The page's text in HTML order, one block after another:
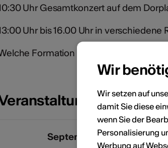
Uhr Gesamtkonzert auf dem
Uhr bis 16.00 Uhr in verschiedene
Formation wo spielt entnehmen
September 2025
Wir
Wir setzen auf
damit Sie diese
wenn Sie der
Personalisierung
Werbung auf